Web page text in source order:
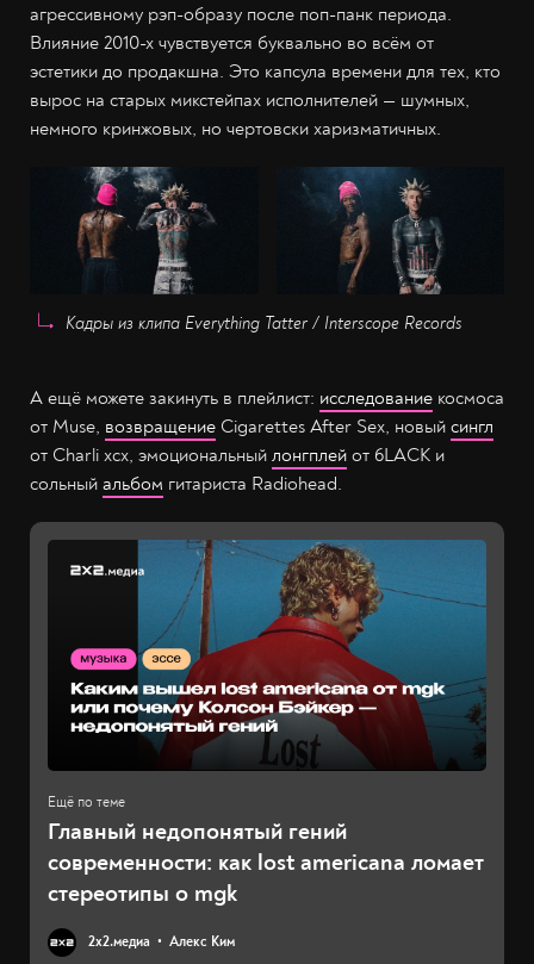
агрессивному рэп-образу после поп-панк периода.
Влияние 2010-х чувствуется буквально во всём от
эстетики до продакшна. Это капсула времени для тех, кто
вырос на старых микстейпах исполнителей — шумных,
немного кринжовых, но чертовски харизматичных.
Кадры из клипа Everything Tatter / Interscope Records
А ещё можете закинуть в плейлист: исследование космоса
от Muse, возвращение Cigarettes After Sex, новый сингл
от Charli xcx, эмоциональный лонгплей от 6LACK и
сольный альбом гитариста Radiohead.
Главный недопонятый гений
современности: как lost americana ломает
стереотипы о mgk
2х2.медиа Алекс Ким